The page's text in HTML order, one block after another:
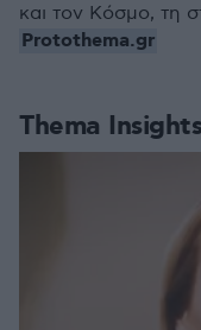
Thema Insights
και τον Κόσμο, τη
Protothema.gr